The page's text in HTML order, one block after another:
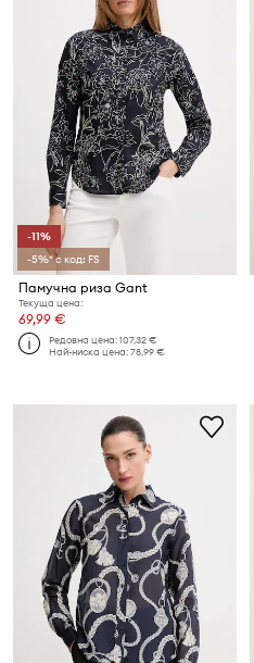
-11%
-5%* с код: FS
Памучна риза Gant
Текуща цена:
69,99 €
Редовна цена:107,32 €
Най-ниска цена:78,99 €